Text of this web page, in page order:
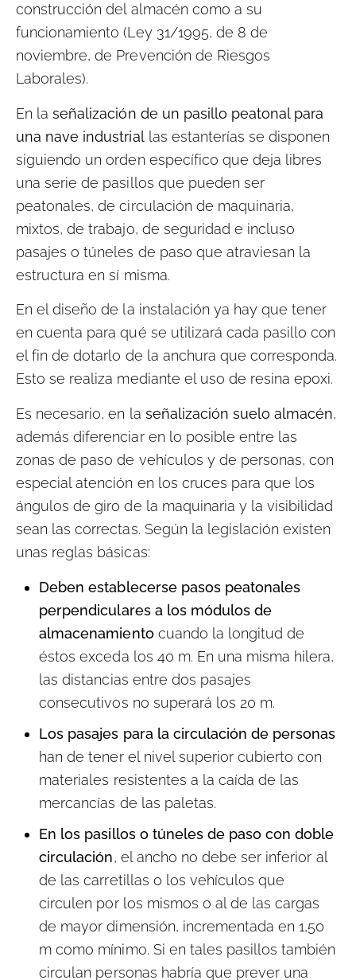
construcción del almacén como a su
funcionamiento (Ley 31/1995, de 8 de
noviembre, de Prevención de Riesgos
Laborales).
En laseñalización de un pasillo peatonal para
una nave industriallas estanterías se disponen
siguiendo un orden específico que deja libres
una serie de pasillos que pueden ser
peatonales, de circulación de maquinaria,
mixtos, de trabajo, de seguridad e incluso
pasajes o túneles de paso que atraviesan la
estructura en sí misma.
En el diseño de la instalación ya hay que tener
en cuenta para qué se utilizará cada pasillo con
el fin de dotarlo de la anchura que corresponda.
Esto se realiza mediante el uso de resina epoxi.
Es necesario, en la señalización suelo almacén,
además diferenciar en lo posible entre las
zonas de paso de vehículos y de personas, con
especial atención en los cruces para que los
ángulos de giro de la maquinaria y la visibilidad
sean las correctas. Según la legislación existen
unas reglas básicas:
Deben establecerse pasos peatonales
perpendiculares a los módulos de
almacenamientocuando la longitud de
éstos exceda los 40 m. En una misma hilera,
las distancias entre dos pasajes
consecutivos no superará los 20 m.
Los pasajes para la circulación de personas
han de tener el nivel superior cubierto con
materiales resistentes a la caída de las
mercancías de las paletas.
En los pasillos o túneles de paso con doble
circulación, el ancho no debe ser inferior al
de las carretillas o los vehículos que
circulen por los mismos o al de las cargas
de mayor dimensión, incrementada en 1,50
m como mínimo. Si en tales pasillos también
circulan personas habría que prever una